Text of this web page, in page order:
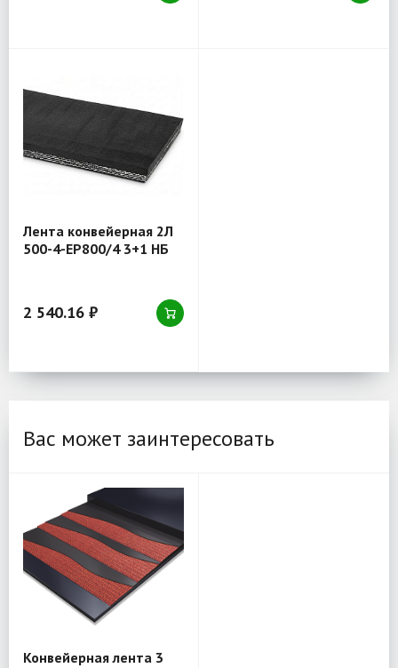
Лента конвейерная 2Л
500-4-EP800/4 3+1 НБ
2 540.16 ₽
Вас может заинтересовать
Конвейерная лента 3